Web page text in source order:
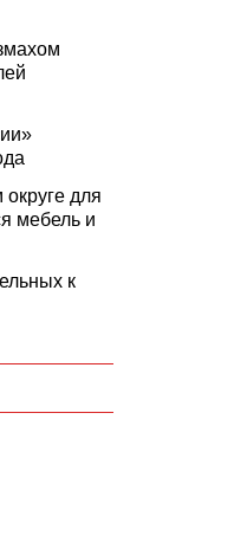
для
мебель и
к
МРТ
774-